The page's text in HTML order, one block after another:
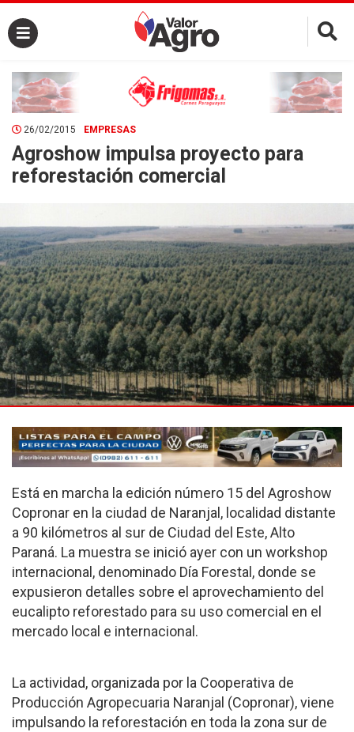
×
26/02/2015 EMPRESAS
Agroshow impulsa proyecto para
reforestación comercial
Está en marcha la edición número 15 del Agroshow
Copronar en la ciudad de Naranjal, localidad distante
a 90 kilómetros al sur de Ciudad del Este, Alto
Paraná. La muestra se inició ayer con un workshop
internacional, denominado Día Forestal, donde se
expusieron detalles sobre el aprovechamiento del
eucalipto reforestado para su uso comercial en el
mercado local e internacional.
La actividad, organizada por la Cooperativa de
Producción Agropecuaria Naranjal (Copronar), viene
impulsando la reforestación en toda la zona sur de